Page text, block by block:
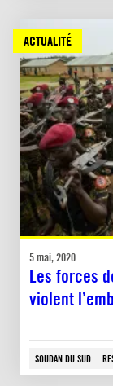
ACTUALITÉ
5 mai, 2020
Les forces
violent
SOUDAN DU SUD